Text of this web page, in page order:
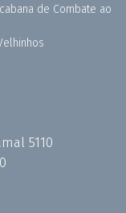
de Combate ao
5110